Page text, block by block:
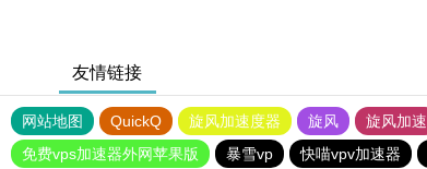
友情链接
网站地图 QuickQ 旋风加速度器 旋风 旋风加速
免费vps加速器外网苹果版
暴雪vp 快喵vpv加速器